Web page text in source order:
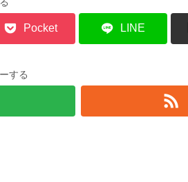
Pocket LINE
する